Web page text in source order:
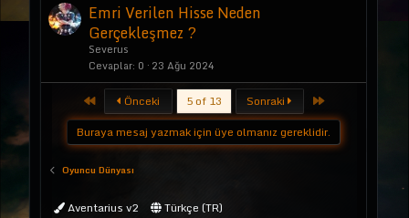
Emri Verilen Hisse Neden
Gerçekleşmez ?
Severus
Cevaplar 0 23 Ağu 2024
First Önceki 5 of 13 Sonraki
Last
Buraya mesaj yazmak için üye olmanız gereklidir.
Oyuncu Dünyası
Aventarius v2
Türkçe (TR)